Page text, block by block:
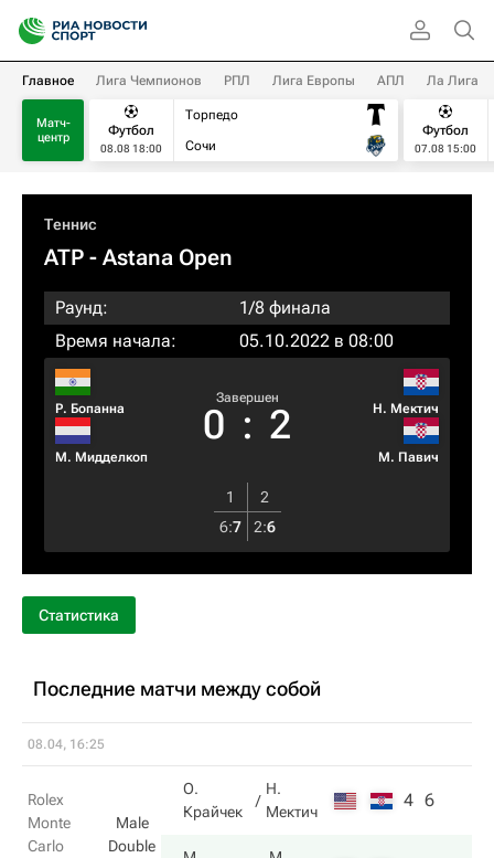
Главное Лига Чемпионов РПЛ Лига Европы АПЛ Ла Лига
Матч-
центр
Футбол
08.08 18:00
Торпедо
Сочи
Футбол
07.08 15:00
Теннис
ATP - Astana Open
Раунд:
1/8 финала
Время начала:
05.10.2022 в 08:00
Р. Бопанна
М. Мидделкоп
Завершен
0 : 2 Н. Мектич
М. Павич
1
2
6:7 2:6
Статистика
Последние матчи между собой
08.04, 16:25
Rolex
Monte
Carlo
Male
Double
О.
Крайчек
Н.
Мектич
4 6